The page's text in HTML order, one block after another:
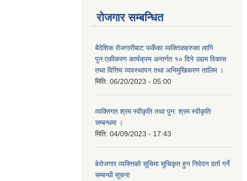
रोजगार सम्बन्धित
बैदेशिक रोजगारीबाट फर्केका व्यक्तिकहरुका लागि
पुन:एकीकरण कार्यक्रम अन्तर्गत १० दिने उद्यम विकास
तथा वित्तिय व्यवस्थापन तथा अभिमुखिकरण तालिम ।
मिति: 06/20/2023 - 05:00
व्यक्तिगत श्रम स्वीकृति तथा पुन: श्रम स्वीकृति
सम्बन्धमा ।
मिति: 04/09/2023 - 17:43
बेरोजगार व्यक्त्तिको सूचिमा सुचिकृत हुन निवेदन दर्ता गर्ने
सम्बन्धी सूचना